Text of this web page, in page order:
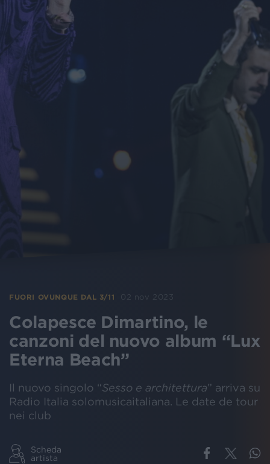
FUORI OVUNQUE DAL 3/11 02 nov 2023
Colapesce Dimartino, le
canzoni del nuovo album “Lux
Eterna Beach”
Il nuovo singolo “Sesso e architettura” arriva su
Radio Italia solomusicaitaliana. Le date de tour
nei club
Scheda
artista